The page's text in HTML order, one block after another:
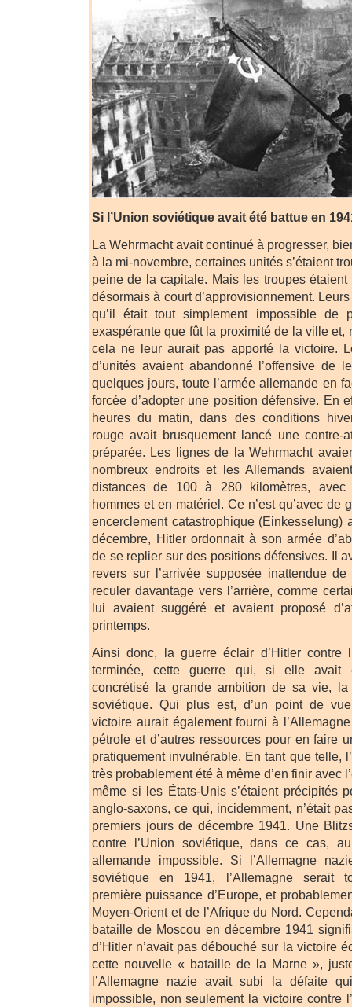
Si l’Union soviétique avait été battue en
La Wehrmacht avait continué à progresser,
à la mi-novembre, certaines unités s’étaient
peine de la capitale. Mais les troupes étaient
désormais à court d’approvisionnement.
qu’il était tout simplement impossible de
exaspérante que fût la proximité de la ville et,
cela ne leur aurait pas apporté la victoire.
d’unités avaient abandonné l’offensive de
quelques jours, toute l’armée allemande en
forcée d’adopter une position défensive. En
heures du matin, dans des conditions
rouge avait brusquement lancé une contre-
préparée. Les lignes de la Wehrmacht
nombreux endroits et les Allemands
distances de 100 à 280 kilomètres,
hommes et en matériel. Ce n’est qu’avec de
encerclement catastrophique (Einkesselung)
décembre, Hitler ordonnait à son armée
de se replier sur des positions défensives. Il
revers sur l’arrivée supposée inattendue
reculer davantage vers l’arrière, comme
lui avaient suggéré et avaient proposé
printemps.
Ainsi donc, la guerre éclair d’Hitler contre
terminée, cette guerre qui, si elle avait
concrétisé la grande ambition de sa vie, la
soviétique. Qui plus est, d’un point de
victoire aurait également fourni à
pétrole et d’autres ressources pour en faire
pratiquement invulnérable. En tant que telle,
très probablement été à même d’en finir avec
même si les États-Unis s’étaient précipités
anglo-saxons, ce qui, incidemment, n’était
premiers jours de décembre 1941. Une
contre l’Union soviétique, dans ce cas,
allemande impossible. Si l’Allemagne
soviétique en 1941, l’Allemagne serait
première puissance d’Europe, et
Moyen-Orient et de l’Afrique du Nord.
bataille de Moscou en décembre 1941
d’Hitler n’avait pas débouché sur la victoire
cette nouvelle « bataille de la Marne »,
l’Allemagne nazie avait subi la défaite
impossible, non seulement la victoire contre